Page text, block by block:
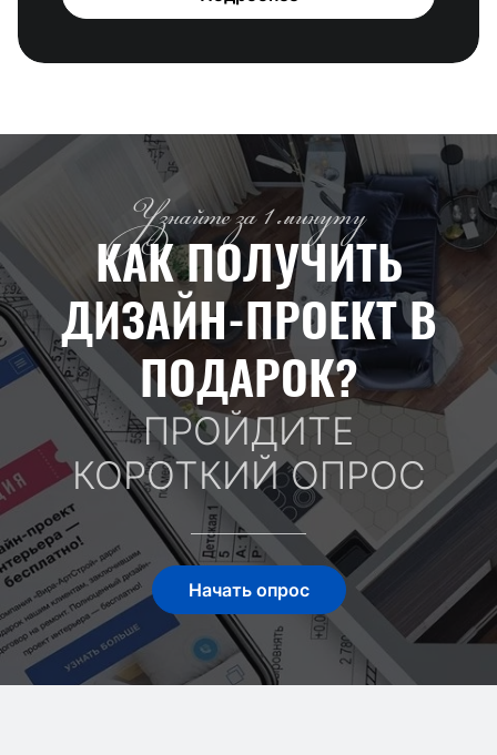
Узнайте за 1 минуту
КАК ПОЛУЧИТЬ
ДИЗАЙН-ПРОЕКТВ
ПОДАРОК?
ПРОЙДИТЕ
КОРОТКИЙ ОПРОС
Начать опрос